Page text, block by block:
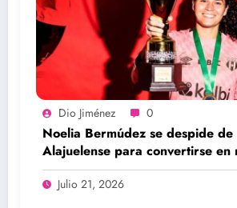
Dio Jiménez 0
Noelia Bermúdez se despide de
Alajuelense para convertirse en
legionaria
Julio 21, 2026